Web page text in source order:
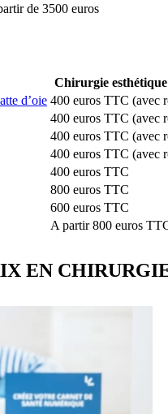
de 3500 euros
Chirurgie
d’oie 400 euros TTC (avec
400 euros TTC (avec
400 euros TTC (avec
400 euros TTC (avec
400 euros TTC
800 euros TTC
600 euros TTC
A partir 800 euros
EN